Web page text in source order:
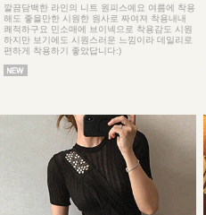
깔끔담백한 라인의 니트 원피스예요 여름에 착용
해도 좋을만한 시원한 원사로 짜여져 착용내내
쾌적하구요 민소매에 브이넥으로 착용감도 시원
하지만 보기에도 시원스러운 느낌이라 데일리로
편하게 착용하기 좋았답니다:)